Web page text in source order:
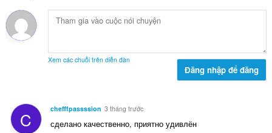
n
g
x
ế
ạ
Xem các chuỗi trên diễn đàn
Đăng nhập để đăng
C chefffpassssion 3 tháng trước
сделано качественно, приятно удивлён